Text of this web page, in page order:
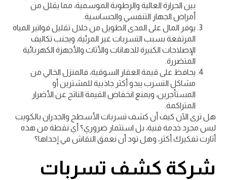
بين الحرارة العالية والرطوبة الموسمية، مما يقلل من
أمراض الجهاز التنفسي والحساسية.
يوفر المال على المدى الطويل من خلال تقليل فواتير المياه
المرتفعة بسبب التسربات غير المرئية، ويجنب تكاليف
الإصلاحات الكبيرة للدهانات والأثاث والأجهزة الكهربائية
المتضررة.
يحافظ على قيمة العقار السوقية، فالمنزل الخالي من
مشاكل التسرب يبدو أكثر جاذبية للمشترين أو
المستأجرين، ويمنع انخفاض القيمة الناتج عن الأضرار
المتراكمة.
هل ترى الآن كيف أن كشف تسربات الأسطح والجدران بالكويت
ليس مجرد خدمة فنية، بل استثمار ضروري؟ أي نقطة من هذه
أثارت تفكيرك أكثر، وهل تود أن نعمق النقاش في إحداها؟
شركة كشف تسربات